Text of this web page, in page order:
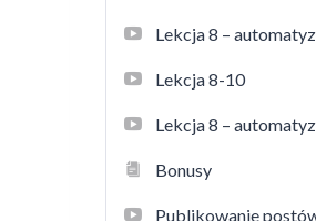
Lista 100 pomysłów na
Planner 31 pomysłów
Planner postów do
Szablon do stworzenia
Lekcja 8 –
Lekcja 8-10
Lekcja 8 –
Bonusy
Publikowanie